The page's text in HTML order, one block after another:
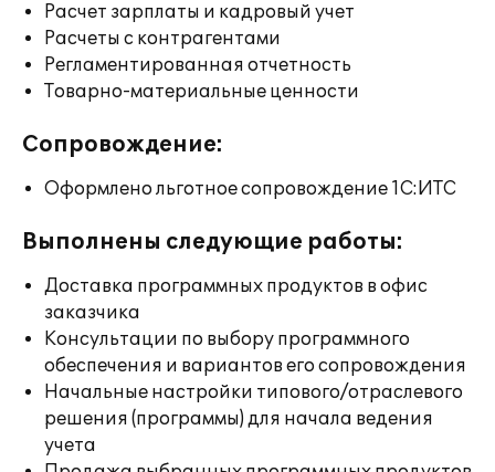
Расчет зарплаты и кадровый учет
Расчеты с контрагентами
Регламентированная отчетность
Товарно-материальные ценности
Сопровождение:
Оформлено льготное сопровождение 1С:ИТС
Выполнены следующие работы:
Доставка программных продуктов в офис
заказчика
Консультации по выбору программного
обеспечения и вариантов его сопровождения
Начальные настройки типового/отраслевого
решения (программы) для начала ведения
учета